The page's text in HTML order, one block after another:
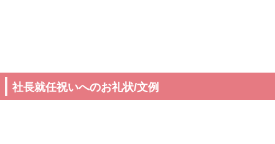
社長就任祝いへのお礼状/文例